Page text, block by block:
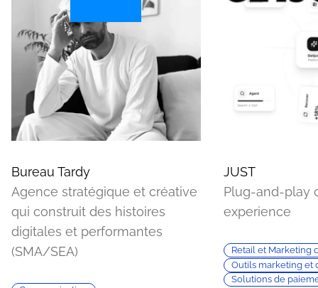
Bureau Tardy
Agence stratégique et créative
qui construit des histoires
digitales et performantes
(SMA/SEA)
JUST
Plug-and-play
experience
Retail et Marketing
Outils marketing et
Solutions de